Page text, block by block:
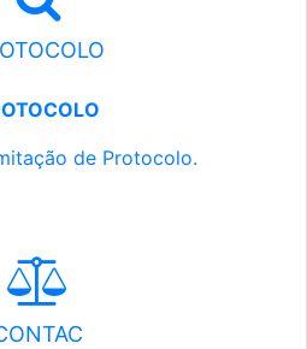
de Protocolo.